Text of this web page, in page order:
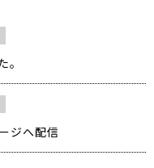
ジへ配信